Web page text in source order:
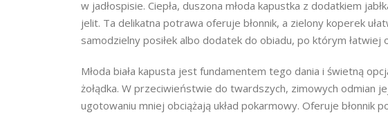
w jadłospisie. Ciepła, duszona młoda kapustka z dodatkiem
jelit. Ta delikatna potrawa oferuje błonnik, a zielony koperek
samodzielny posiłek albo dodatek do obiadu, po którym łatwiej
Młoda biała kapusta jest fundamentem tego dania i świetną
żołądka. W przeciwieństwie do twardszych, zimowych odmian
ugotowaniu mniej obciążają układ pokarmowy. Oferuje błonnik